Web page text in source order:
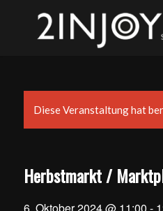
Diese Veranstaltung hat
Herbstmarkt /